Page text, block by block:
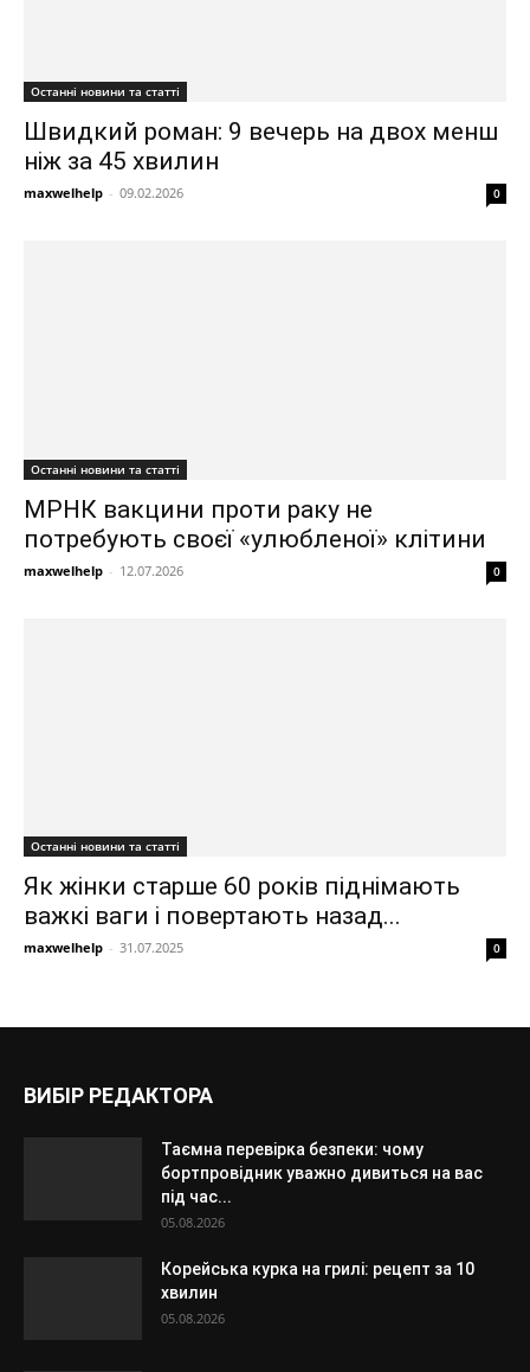
Останні новини та статті
Швидкий роман: 9 вечерь на двох менш
ніж за 45 хвилин
maxwelhelp - 09.02.2026 0
Останні новини та статті
МРНК вакцини проти раку не
потребують своєї «улюбленої» клітини
maxwelhelp - 12.07.2026 0
Останні новини та статті
Як жінки старше 60 років піднімають
важкі ваги і повертають назад...
maxwelhelp - 31.07.2025 0
ВИБІР РЕДАКТОРА
Таємна перевірка безпеки: чому
бортпровідник уважно дивиться на вас
під час...
05.08.2026
Корейська курка на грилі: рецепт за 10
хвилин
05.08.2026